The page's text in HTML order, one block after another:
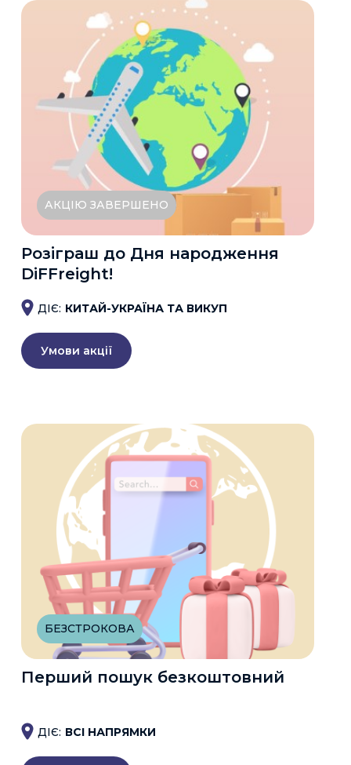
АКЦІЮ ЗАВЕРШЕНО
Розіграш до Дня народження
DiFFreight!
ДІЄ: КИТАЙ-УКРАЇНА ТА ВИКУП
Умови акції
БЕЗСТРОКОВА
Перший пошук безкоштовний
ДІЄ: ВСІ НАПРЯМКИ